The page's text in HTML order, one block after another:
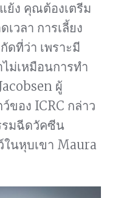
ย้ง คุณต้องเตรีม
วลา การเลี้ยง
ที่ว่า เพราะมี
ม่เหมือนการทำ
ผู้
ของ ICRC กล่าว
รมฉีดวัคซีน
ในหุบเขา Maura